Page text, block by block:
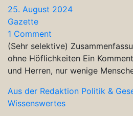
25. August 2024
Gazette
1 Comment
(Sehr selektive)
ohne Höflichkeiten Ein
und Herren, nur wenige
Aus der Redaktion Politik &
Wissenswertes